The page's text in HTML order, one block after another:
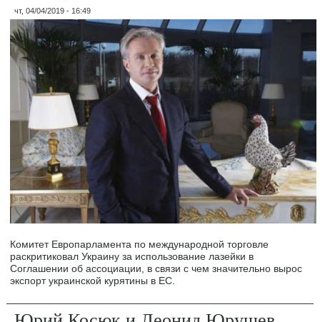
чт, 04/04/2019 - 16:49
Комитет Европарламента по международной торговле
раскритиковал Украину за использование лазейки в
Соглашении об ассоциации, в связи с чем значительно вырос
экспорт украинской курятины в ЕС.